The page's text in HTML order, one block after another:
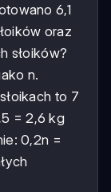
6,1
oraz
słoików?
n.
to 7
= 2,6 kg
0,2n =